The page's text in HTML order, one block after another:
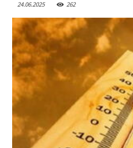
24.06.2025 262